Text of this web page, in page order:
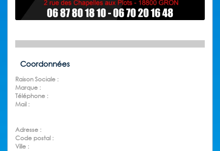
Coordonnées
Raison Sociale :
Marque :
Téléphone :
Mail :
Adresse :
Code postal :
Ville :